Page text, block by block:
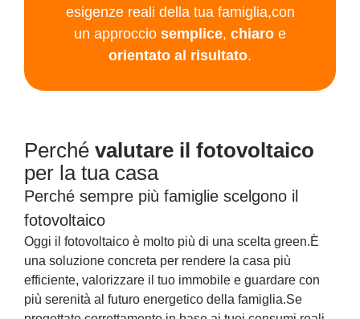
esigenze reali della tua famiglia,con
un approccio semplice, chiaro e
orientato al risultato.
Perché valutare il fotovoltaico
per la tua casa
Perché sempre più famiglie scelgono il
fotovoltaico
Oggi il fotovoltaico è molto più di una scelta green.È
una soluzione concreta per rendere la casa più
efficiente, valorizzare il tuo immobile e guardare con
più serenità al futuro energetico della famiglia.Se